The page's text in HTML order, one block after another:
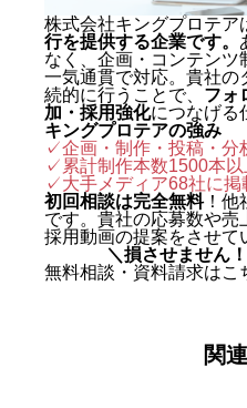
会社エ
グジャ
め、
はじめ
ィング
2024年
を創業。 実績は数字で裏づ
ている
自社ア
gleニ
株式会社キングプロテア
行を提供する企業です。
なく、企画・コンテン
一気通貫で対応。貴社の
続的に行うことで、 フォ
加・採用強化につなげる
キングプロテアの強み
✓企画・制作・投稿・分
✓累計制作本数1500本以
✓大手メディア68社に掲
初回相談は完全無料！他
です。貴社の応募数や売
採用動画の提案をさせて
＼損させません
無料相談・資料請求はこ
関